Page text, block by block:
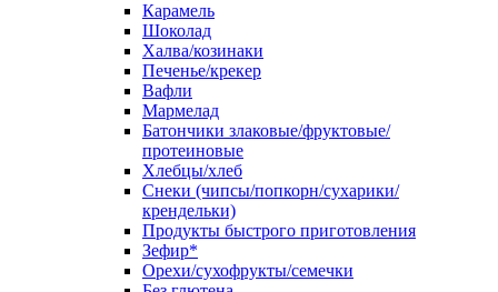
Карамель
Шоколад
Халва/козинаки
Печенье/крекер
Вафли
Мармелад
Батончики злаковые/фруктовые/
протеиновые
Хлебцы/хлеб
Снеки (чипсы/попкорн/сухарики/
крендельки)
Продукты быстрого приготовления
Зефир*
Орехи/сухофрукты/семечки